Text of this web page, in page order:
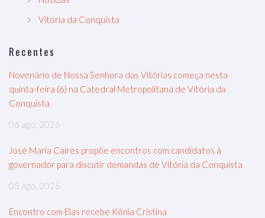
Vitória da Conquista
Recentes
Novenário de Nossa Senhora das Vitórias começa nesta
quinta-feira (6) na Catedral Metropolitana de Vitória da
Conquista
06 ago, 2026
José Maria Caires propõe encontros com candidatos à
governador para discutir demandas de Vitória da Conquista
05 ago, 2026
Encontro com Elas recebe Kênia Cristina